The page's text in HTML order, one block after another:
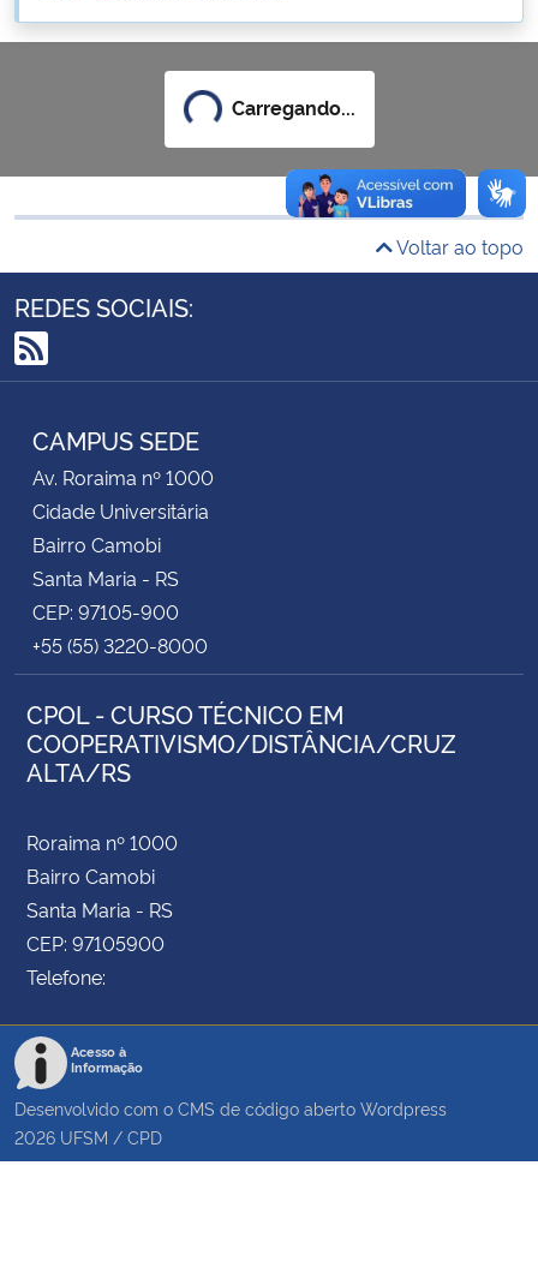
Ministério do Desenvolvimento Regional
Controladoria-Geral da União
Ministério da Mulher, da Família e dos Direitos Humanos
Secretaria de Governo
Gabinete de Segurança Institucional
Advocacia-Geral da União
Planalto
Carregando...
Voltar ao topo
REDES SOCIAIS:
RSS
CAMPUS SEDE
Av. Roraima nº 1000
Cidade Universitária
Bairro Camobi
Santa Maria - RS
CEP: 97105-900
+55 (55) 3220-8000
CPOL - CURSO TÉCNICO EM
COOPERATIVISMO/DISTÂNCIA/CRUZ
ALTA/RS
Roraima nº 1000
Bairro Camobi
Santa Maria - RS
CEP: 97105900
Telefone:
Acesso à
Informação
Desenvolvido com o CMS de código aberto Wordpress
2026 UFSM / CPD